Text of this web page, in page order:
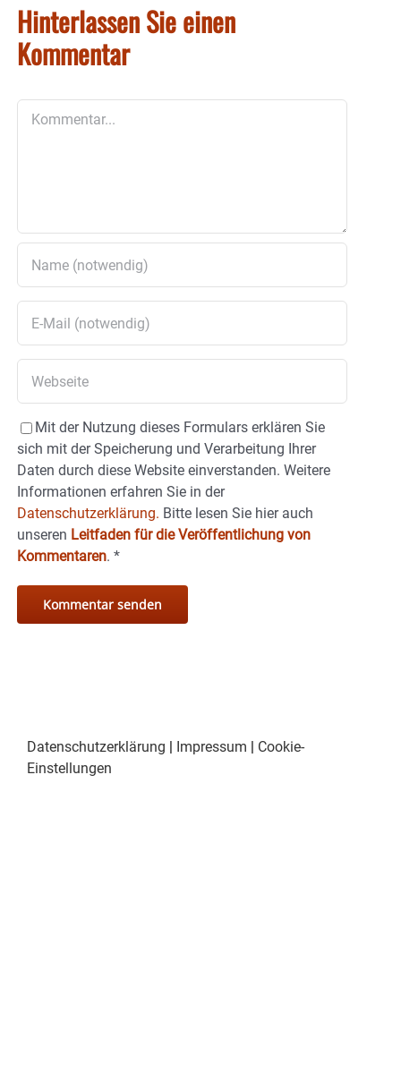
Hinterlassen Sie einen
Kommentar
Mit der Nutzung dieses Formulars erklären Sie
sich mit der Speicherung und Verarbeitung Ihrer
Daten durch diese Website einverstanden. Weitere
Informationen erfahren Sie in der
Datenschutzerklärung. Bitte lesen Sie hier auch
unseren Leitfaden für die Veröffentlichung von
Kommentaren. *
Datenschutzerklärung Impressum
Cookie-
Einstellungen